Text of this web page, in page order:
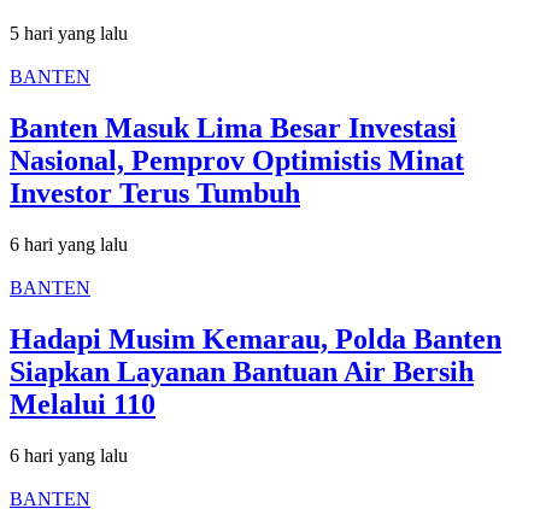
5 hari yang lalu
BANTEN
Banten Masuk Lima Besar Investasi
Nasional, Pemprov Optimistis Minat
Investor Terus Tumbuh
6 hari yang lalu
BANTEN
Hadapi Musim Kemarau, Polda Banten
Siapkan Layanan Bantuan Air Bersih
Melalui 110
6 hari yang lalu
BANTEN